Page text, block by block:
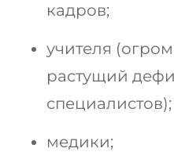
кадров;
учителя
растущий
специалистов);
медики;